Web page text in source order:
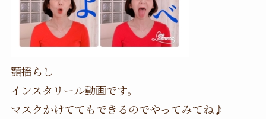
顎揺らし
インスタリール動画です。
マスクかけててもできるのでやってみてね♪